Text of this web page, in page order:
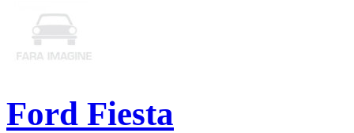
Ford Fiesta